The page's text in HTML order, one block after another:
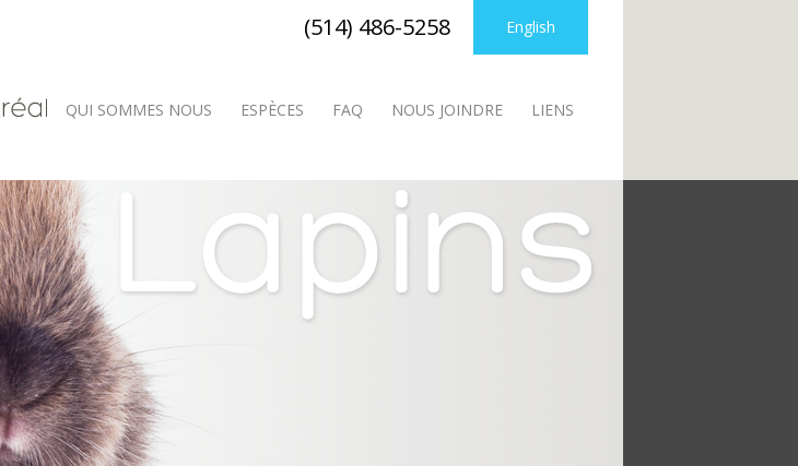
(514) 486-5258 English
QUI SOMMES NOUS ESPÈCES FAQ NOUS JOINDRE LIENS